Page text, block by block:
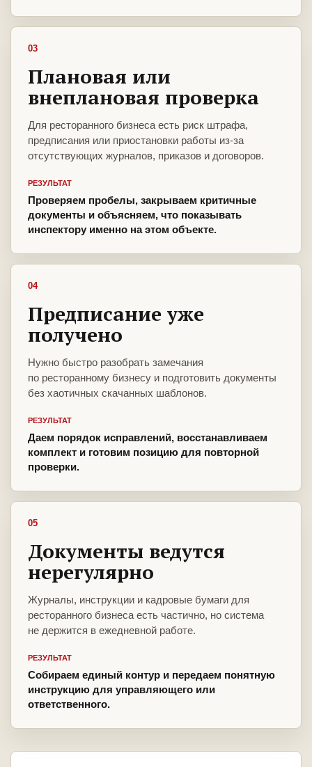
03
Плановая или
внеплановая проверка
Для ресторанного бизнеса есть риск штрафа,
предписания или приостановки работы из-за
отсутствующих журналов, приказов и договоров.
РЕЗУЛЬТАТ
Проверяем пробелы, закрываем критичные
документы и объясняем, что показывать
инспектору именно на этом объекте.
04
Предписание уже
получено
Нужно быстро разобрать замечания
по ресторанному бизнесу и подготовить документы
без хаотичных скачанных шаблонов.
РЕЗУЛЬТАТ
Даем порядок исправлений, восстанавливаем
комплект и готовим позицию для повторной
проверки.
05
Документы ведутся
нерегулярно
Журналы, инструкции и кадровые бумаги для
ресторанного бизнеса есть частично, но система
не держится в ежедневной работе.
РЕЗУЛЬТАТ
Собираем единый контур и передаем понятную
инструкцию для управляющего или
ответственного.